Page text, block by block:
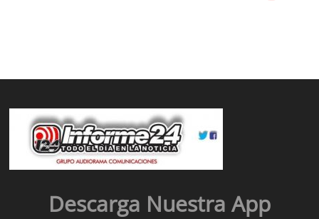
Descarga Nuestra App